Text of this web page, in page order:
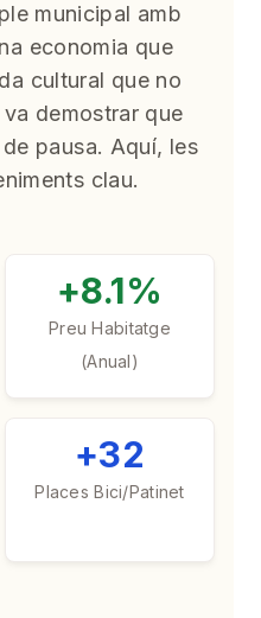
municipal amb
economia que
cultural que no
demostrar que
pausa. Aquí, les
clau.
+8.1%
Preu Habitatge
(Anual)
+32
Places Bici/Patinet